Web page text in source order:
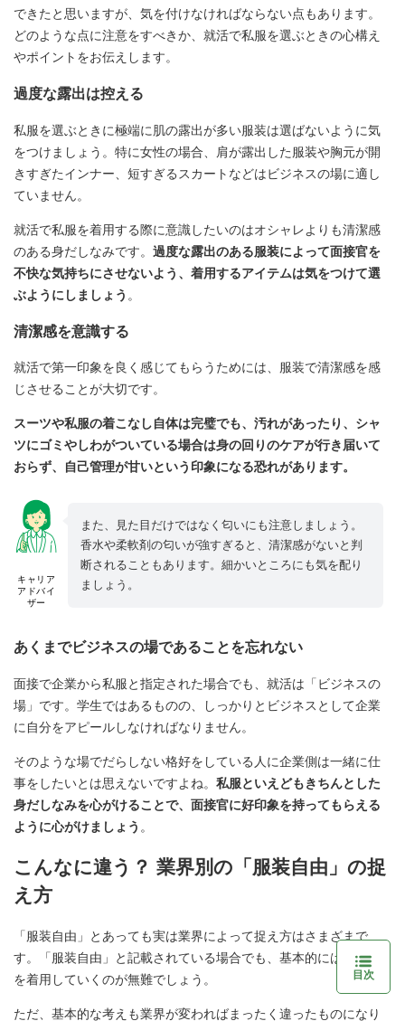
できたと思いますが、気を付けなければならない点もあります。
どのような点に注意をすべきか、就活で私服を選ぶときの心構え
やポイントをお伝えします。
過度な露出は控える
私服を選ぶときに極端に肌の露出が多い服装は選ばないように気
をつけましょう。特に女性の場合、肩が露出した服装や胸元が開
きすぎたインナー、短すぎるスカートなどはビジネスの場に適し
ていません。
就活で私服を着用する際に意識したいのはオシャレよりも清潔感
のある身だしなみです。 過度な露出のある服装によって面接官を
不快な気持ちにさせないよう、着用するアイテムは気をつけて選
ぶようにしましょう 。
清潔感を意識する
就活で第一印象を良く感じてもらうためには、服装で清潔感を感
じさせることが大切です。
スーツや私服の着こなし自体は完璧でも、汚れがあったり、シャ
ツにゴミやしわがついている場合は身の回りのケアが行き届いて
おらず、自己管理が甘いという印象になる恐れがあります。
キャリア
アドバイ
ザー
また、見た目だけではなく匂いにも注意しましょう。
香水や柔軟剤の匂いが強すぎると、清潔感がないと判
断されることもあります。細かいところにも気を配り
ましょう。
あくまでビジネスの場であることを忘れない
面接で企業から私服と指定された場合でも、就活は「ビジネスの
場」です。学生ではあるものの、しっかりとビジネスとして企業
に自分をアピールしなければなりません。
そのような場でだらしない格好をしている人に企業側は一緒に仕
事をしたいとは思えないですよね。 私服といえどもきちんとした
身だしなみを心がけることで、面接官に好印象を持ってもらえる
ように心がけましょう 。
こんなに違う？ 業界別の「服装自由」の捉
え方
「服装自由」とあっても実は業界によって捉え方はさまざまで
す。「服装自由」と記載されている場合でも、基本的にはスーツ
を着用していくのが無難でしょう。
ただ、基本的な考えも業界が変わればまったく違ったものになり
目次